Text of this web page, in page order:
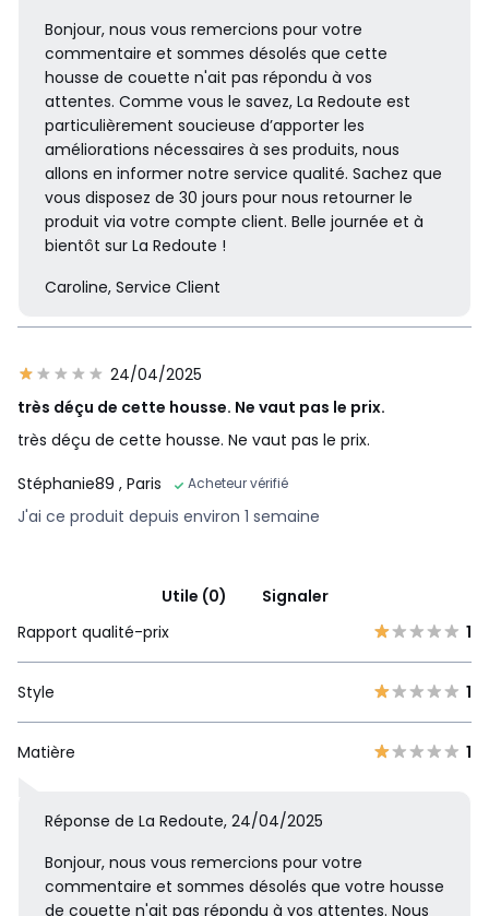
Bonjour, nous vous remercions pour votre
commentaire et sommes désolés que cette
housse de couette n'ait pas répondu à vos
attentes. Comme vous le savez, La Redoute est
particulièrement soucieuse d’apporter les
améliorations nécessaires à ses produits, nous
allons en informer notre service qualité. Sachez que
vous disposez de 30 jours pour nous retourner le
produit via votre compte client. Belle journée et à
bientôt sur La Redoute !
Caroline, Service Client
24/04/2025
très déçu de cette housse. Ne vaut pas le prix.
très déçu de cette housse. Ne vaut pas le prix.
Stéphanie89 , Paris Acheteur vérifié
J'ai ce produit depuis environ 1 semaine
Utile (0)
Signaler
Rapport qualité-prix
1
Style 1
Matière 1
Réponse de La Redoute, 24/04/2025
Bonjour, nous vous remercions pour votre
commentaire et sommes désolés que votre housse
de couette n'ait pas répondu à vos attentes. Nous